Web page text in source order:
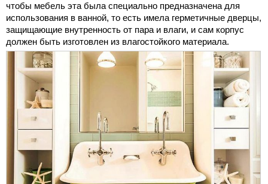
чтобы мебель эта была специально предназначена для
использования в ванной, то есть имела герметичные дверцы,
защищающие внутренность от пара и влаги, и сам корпус
должен быть изготовлен из влагостойкого материала.